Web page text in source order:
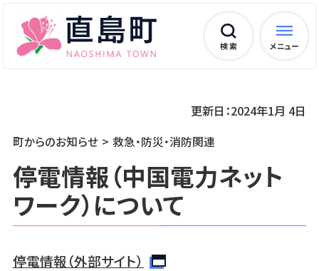
検 索 メニュー
町からのお知らせ 救急・防災・消防関連
更新日：2024年1月 4日
停電情報（中国電力ネット
ワーク）について
停電情報（外部サイト）